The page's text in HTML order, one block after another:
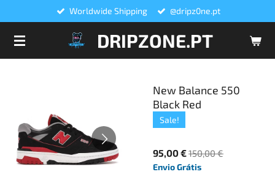
DRIPZONE.PT
Worldwide Shipping @dripz0ne.pt
New Balance 550
Black Red
Sale!
95,00 €150,00 €
Envio Grátis